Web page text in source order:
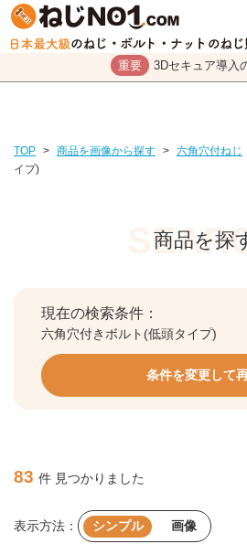
重要 3Dセキュア導入
TOP > 商品を画像から探す > 六角穴付ねじ
イプ)
商品を探
現在の検索条件：
六角穴付きボルト(低頭タイプ)
条件を変更して
83 件 見つかりました
表示方法： シンプル 画像